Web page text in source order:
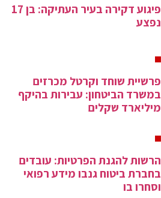
פיגוע דקירה בעיר העתיקה: בן 17
נפצע
פרשיית שוחד וקרטל מכרזים
במשרד הביטחון: עבירות בהיקף
מיליארד שקלים
הרשות להגנת הפרטיות: עובדים
בחברת ביטוח גנבו מידע רפואי
וסחרו בו